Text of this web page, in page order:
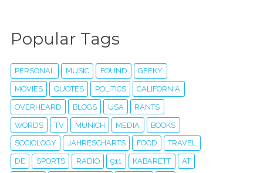
Popular Tags
PERSONAL MUSIC FOUND GEEKY
MOVIES QUOTES POLITICS CALIFORNIA
OVERHEARD BLOGS USA RANTS
WORDS TV MUNICH MEDIA BOOKS
SOCIOLOGY JAHRESCHARTS FOOD TRAVEL
DE SPORTS RADIO 911 KABARETT AT